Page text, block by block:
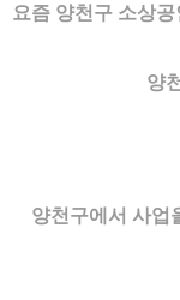
요즘 양천구 소상
양
양천구에서 사업